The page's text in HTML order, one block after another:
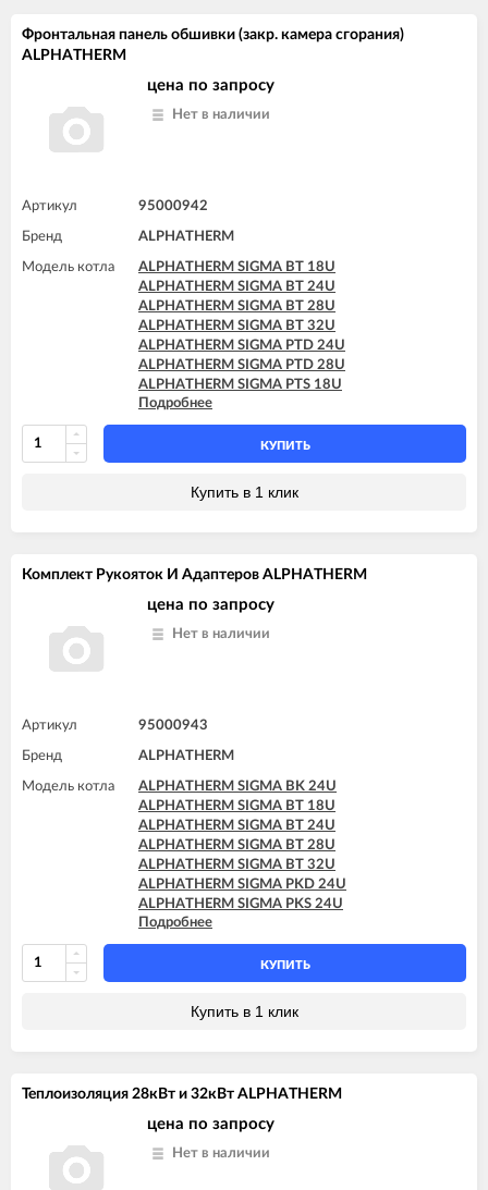
Фронтальная панель обшивки (закр. камера сгорания)
ALPHATHERM
цена по запросу
Нет в наличии
Артикул 95000942
Бренд ALPHATHERM
Модель котла
ALPHATHERM SIGMA BT 18U
ALPHATHERM SIGMA BT 24U
ALPHATHERM SIGMA BT 28U
ALPHATHERM SIGMA BT 32U
ALPHATHERM SIGMA PTD 24U
ALPHATHERM SIGMA PTD 28U
ALPHATHERM SIGMA PTS 18U
ALPHATHERM SIGMA PTS 24U
ALPHATHERM SIGMA PTS 28U
Подробнее
КУПИТЬ
Купить в 1 клик
Комплект Рукояток И Адаптеров ALPHATHERM
цена по запросу
Нет в наличии
Артикул 95000943
Бренд ALPHATHERM
Модель котла
ALPHATHERM SIGMA BK 24U
ALPHATHERM SIGMA BT 18U
ALPHATHERM SIGMA BT 24U
ALPHATHERM SIGMA BT 28U
ALPHATHERM SIGMA BT 32U
ALPHATHERM SIGMA PKD 24U
ALPHATHERM SIGMA PKS 24U
ALPHATHERM SIGMA PTD 24U
ALPHATHERM SIGMA PTD 28U
ALPHATHERM SIGMA PTS 18U
ALPHATHERM SIGMA PTS 24U
Подробнее
КУПИТЬ
Купить в 1 клик
Теплоизоляция 28кВт и 32кВт ALPHATHERM
цена по запросу
Нет в наличии